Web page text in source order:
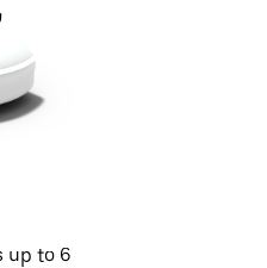
up to 6